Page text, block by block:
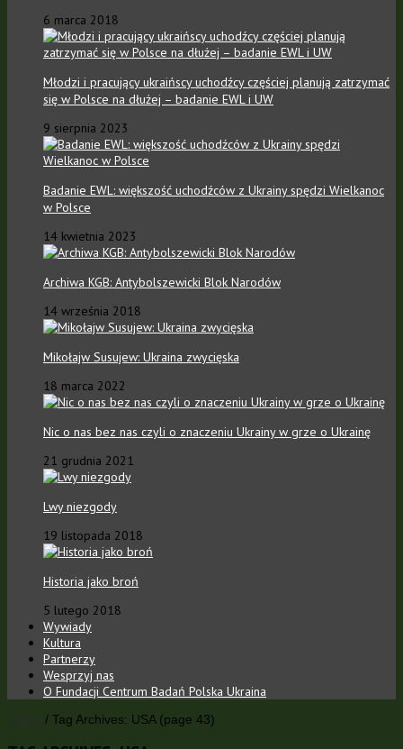
6 marca 2018
Młodzi i pracujący ukraińscy uchodźcy częściej planują zatrzymać
się w Polsce na dłużej – badanie EWL i UW
9 sierpnia 2023
Badanie EWL: większość uchodźców z Ukrainy spędzi Wielkanoc
w Polsce
14 kwietnia 2023
Archiwa KGB: Antybolszewicki Blok Narodów
14 września 2018
Mikołajw Susujew: Ukraina zwycięska
18 marca 2022
Nic o nas bez nas czyli o znaczeniu Ukrainy w grze o Ukrainę
21 grudnia 2021
Lwy niezgody
19 listopada 2018
Historia jako broń
5 lutego 2018
Wywiady
Kultura
Partnerzy
Wesprzyj nas
O Fundacji Centrum Badań Polska Ukraina
/ Tag Archives: USA(page 43)